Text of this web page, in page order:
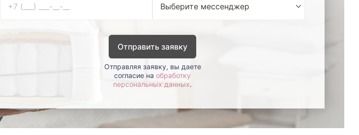
Отправить заявку
Отправляя заявку, вы даете
согласие на обработку
персональных данных.